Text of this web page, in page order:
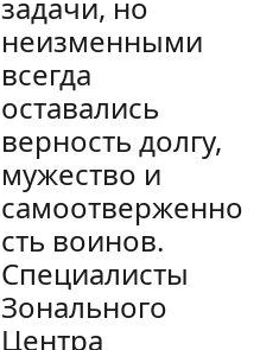
неизменными
всегда
оставались
верность долгу,
мужество и
самоотверженно
сть воинов.
Специалисты
Зонального
Центра